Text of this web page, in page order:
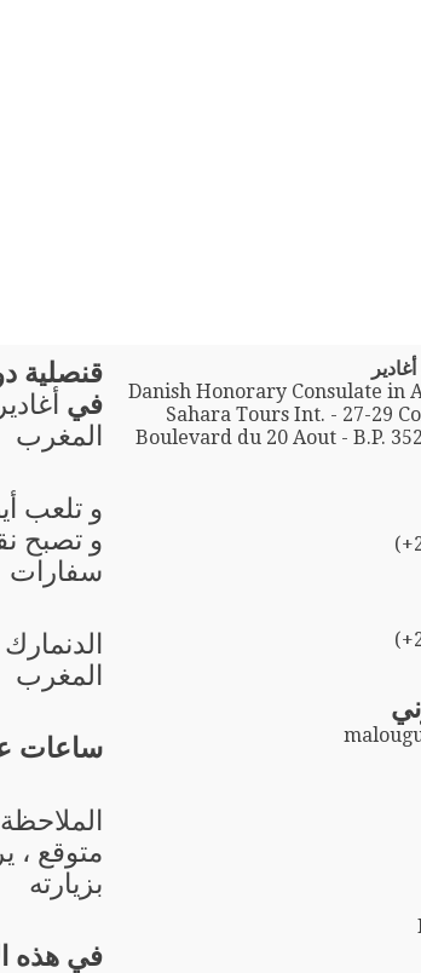
Danish Honorary Consulate in
Sahara Tours Int. - 27-29
Boulevard du 20 Aout - B.P.
قنصلية
في
المغرب
و تلعب
و تصبح
سفارات
المغرب
ساعات
متوقع ،
بزيارته
في هذه